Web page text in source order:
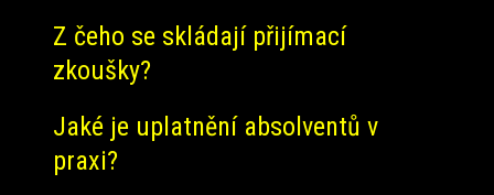
Z čeho se skládají přijímací
zkoušky?
Jaké je uplatnění absolventů v
praxi?